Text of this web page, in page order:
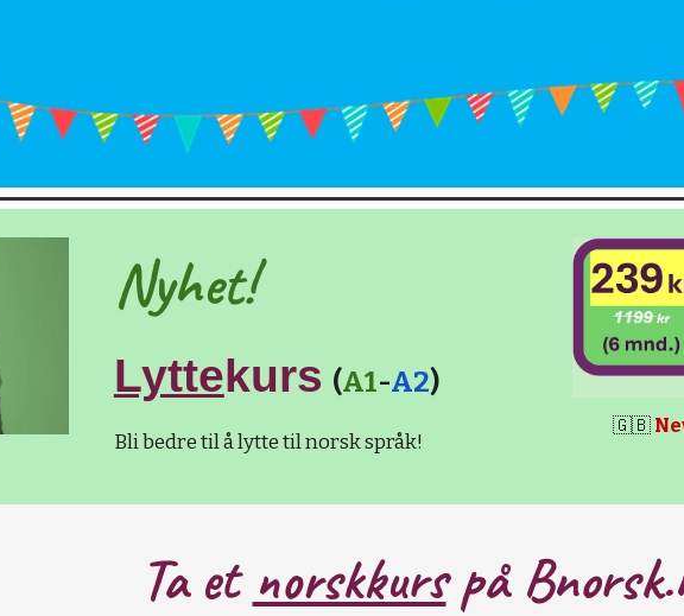
Nyhet!
Lyttekurs (A1-A2)
Bli bedre til å lytte til norsk språk!
🇬🇧
Ta et norskkurspå B